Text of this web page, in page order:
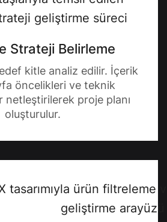
Strateji Belirleme
kitle analiz edilir. İçerik
öncelikleri ve teknik
netleştirilerek proje planı
oluşturulur.